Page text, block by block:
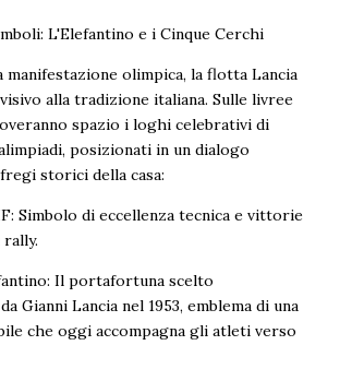
L'Elefantino e i Cinque Cerchi
olimpica, la flotta Lancia
alla tradizione italiana. Sulle livree
spazio i loghi celebrativi di
posizionati in un dialogo
storici della casa:
Simbolo di eccellenza tecnica e vittorie
Il portafortuna scelto
Gianni Lancia nel 1953, emblema di una
che oggi accompagna gli atleti verso